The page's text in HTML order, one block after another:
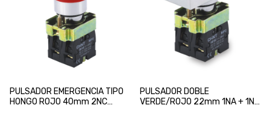
PULSADOR EMERGENCIA TIPO
HONGO ROJO 40mm 2NC
PULSADOR DOBLE
VERDE/ROJO 22mm 1NA + 1NC